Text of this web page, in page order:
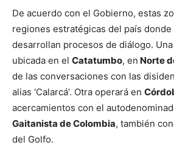
De acuerdo con el Gobierno, estas
regiones estratégicas del país
desarrollan procesos de diálogo.
ubicada en el Catatumbo, en Norte
de las conversaciones con las
alias ‘Calarcá’. Otra operará en
acercamientos con el
Gaitanista de Colombia, también
del Golfo.